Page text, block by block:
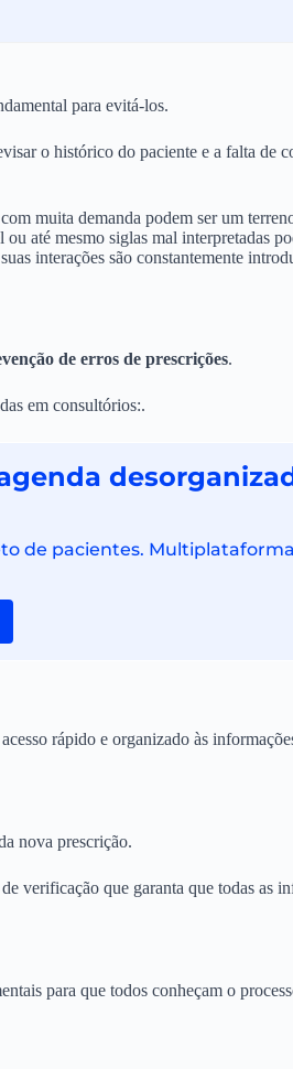
para evitá-los.
o histórico do paciente e a falta de
muita demanda podem ser um
até mesmo siglas mal interpretadas
interações são constantemente
de erros de prescrições.
em consultórios:.
de pacientes.
rápido e organizado às
nova prescrição.
verificação que garanta que todas as
para que todos conheçam o